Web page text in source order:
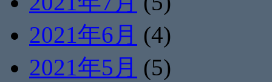
2021年6月 (4)
2021年5月 (5)